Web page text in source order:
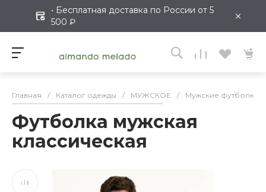
• Бесплатная доставка по России от 5
500 ₽
×
Главная / Каталог одежды / МУЖСКОЕ / Мужские футболки
Футболка мужская
классическая